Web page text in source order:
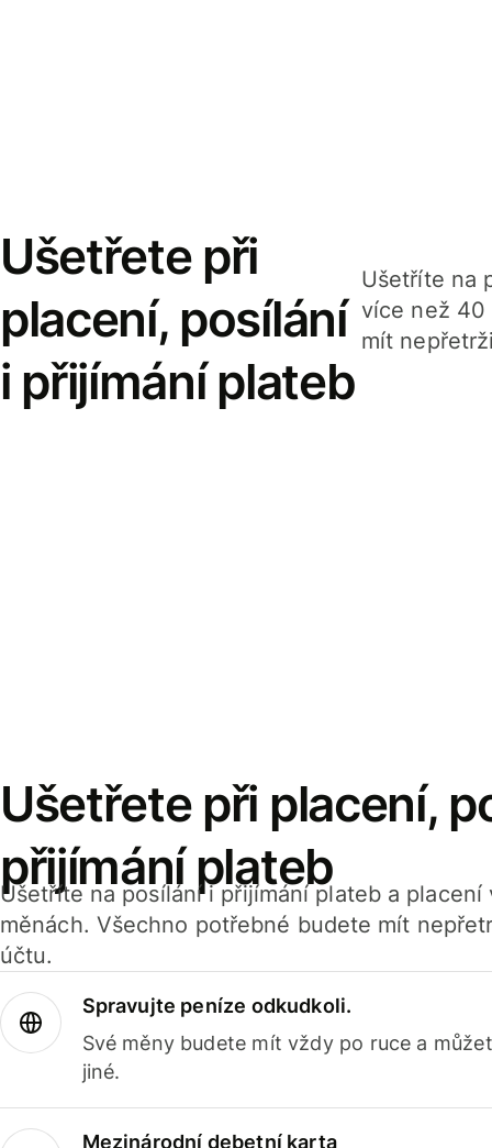
Ušetřete při
placení, posílání
i přijímání plateb
Ušetříte na
více než 40
mít
Ušetřete při placení,
přijímání plateb
Ušetříte na posílání i přijímání plateb a
měnách. Všechno potřebné budete mít
účtu.
Spravujte peníze odkudkoli.
Své měny budete mít vždy po ruce a
jiné.
Mezinárodní debetní karta